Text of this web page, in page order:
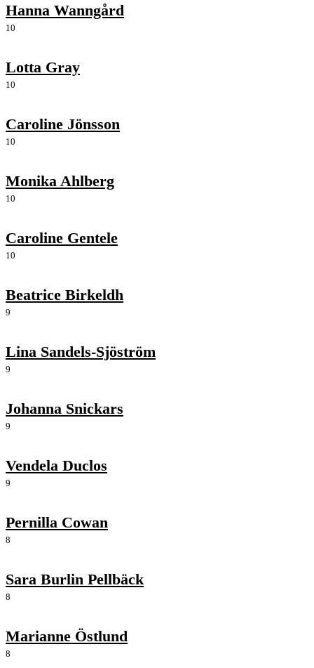
Hanna Wanngård
10
Lotta Gray
10
Caroline Jönsson
10
Monika Ahlberg
10
Caroline Gentele
10
Beatrice Birkeldh
9
Lina Sandels-Sjöström
9
Johanna Snickars
9
Vendela Duclos
9
Pernilla Cowan
8
Sara Burlin Pellbäck
8
Marianne Östlund
8